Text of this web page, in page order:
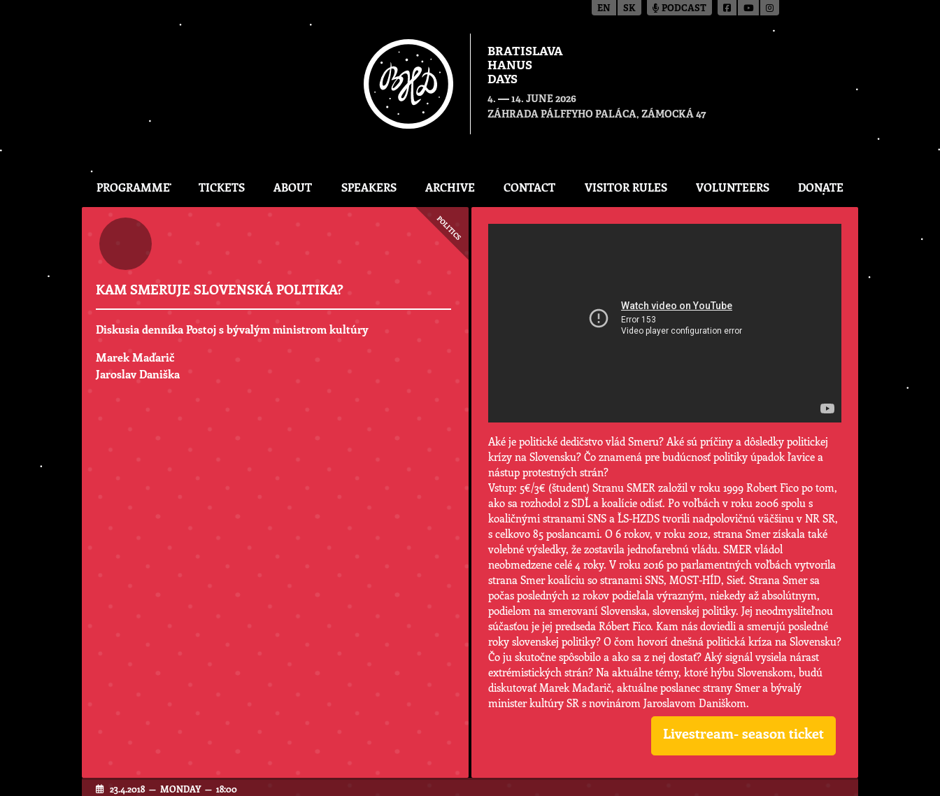
BRATISLAVA
HANUS
DAYS
4. — 14. JUNE 2026
ZÁHRADA PÁLFFYHO PALÁCA, ZÁMOCKÁ 47
PROGRAMME TICKETS ABOUT SPEAKERS ARCHIVE CONTACT VISITOR RULES VOLUNTEERS DONATE
POLITICS
KAM SMERUJE SLOVENSKÁ POLITIKA?
Diskusia denníka Postoj s bývalým ministrom kultúry
Marek Maďarič
Jaroslav Daniška
Aké je politické dedičstvo vlád Smeru? Aké sú príčiny a dôsledky politickej
krízy na Slovensku? Čo znamená pre budúcnosť politiky úpadok ľavice a
nástup protestných strán?
Vstup: 5€/3€ (študent) Stranu SMER založil v roku 1999 Robert Fico po tom,
ako sa rozhodol z SDĽ a koalície odísť. Po voľbách v roku 2006 spolu s
koaličnými stranami SNS a ĽS-HZDS tvorili nadpolovičnú väčšinu v NR SR,
s celkovo 85 poslancami. O 6 rokov, v roku 2012, strana Smer získala také
volebné výsledky, že zostavila jednofarebnú vládu. SMER vládol
neobmedzene celé 4 roky. V roku 2016 po parlamentných voľbách vytvorila
strana Smer koalíciu so stranami SNS, MOST-HÍD, Sieť. Strana Smer sa
počas posledných 12 rokov podieľala výrazným, niekedy až absolútnym,
podielom na smerovaní Slovenska, slovenskej politiky. Jej neodmysliteľnou
súčasťou je jej predseda Róbert Fico. Kam nás doviedli a smerujú posledné
roky slovenskej politiky? O čom hovorí dnešná politická kríza na Slovensku?
Čo ju skutočne spôsobilo a ako sa z nej dostať? Aký signál vysiela nárast
extrémistických strán? Na aktuálne témy, ktoré hýbu Slovenskom, budú
diskutovať Marek Maďarič, aktuálne poslanec strany Smer a bývalý
minister kultúry SR s novinárom Jaroslavom Daniškom.
Livestream- season ticket
23.4.2018 — MONDAY — 18:00
EN SK PODCAST